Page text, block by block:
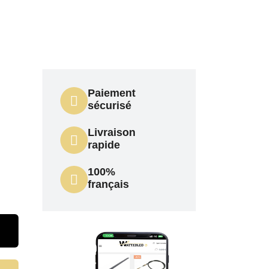
Paiement
sécurisé
Livraison
rapide
100%
français